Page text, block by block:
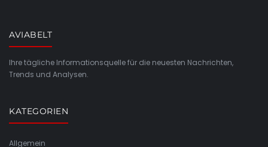
AVIABELT
Ihre tägliche Informationsquelle für die neuesten Nachrichten,
Trends und Analysen.
KATEGORIEN
Allgemein